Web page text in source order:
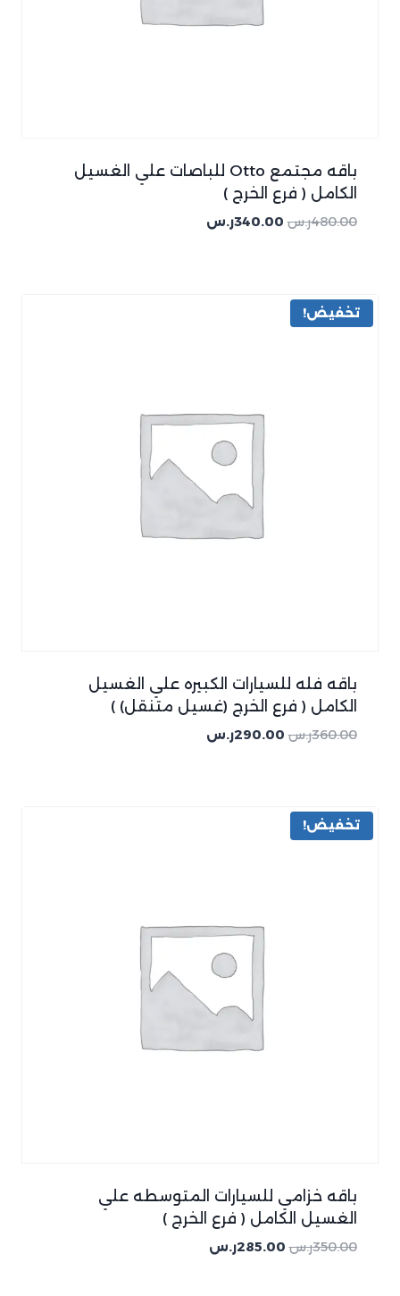
باقه مجتمع Otto للباصات علي الغسيل
الكامل ( فرع الخرج )
480.00ر.س 340.00ر.س
تخفيض!
باقه فله للسيارات الكبيره علي الغسيل
الكامل ( فرع الخرج (غسيل متنقل) )
360.00ر.س 290.00ر.س
تخفيض!
باقه خزامي للسيارات المتوسطه علي
الغسيل الكامل ( فرع الخرج )
350.00ر.س 285.00ر.س